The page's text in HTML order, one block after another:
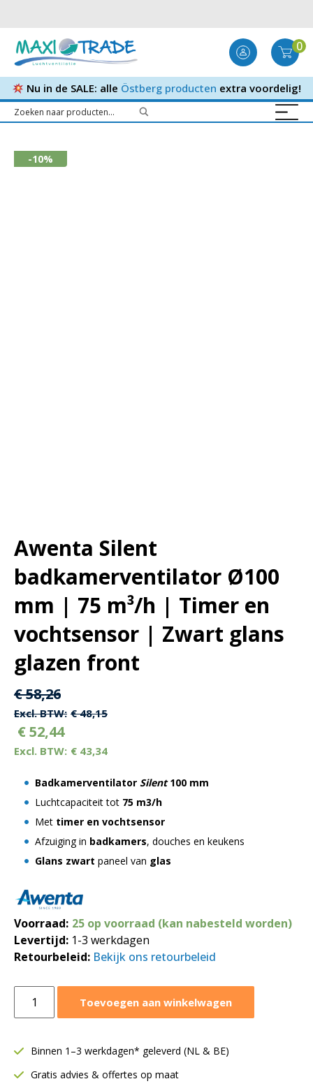
0
Nu in de SALE: alle Östberg producten extra voordelig!
-10%
Awenta Silent
badkamerventilator Ø100
mm | 75 m³/h | Timer en
vochtsensor | Zwart glans
glazen front
Oorspronkelijke
prijs
was:
€ 58,26.
€58,26Huidige
prijs
is:
€ 58,26.
€48,15
€52,44
€ 43,34
Badkamerventilator Silent 100 mm
Luchtcapaciteit tot 75 m3/h
Met timer en vochtsensor
Afzuiging in badkamers, douches en keukens
Glans zwart paneel van glas
Voorraad: 25 op voorraad (kan nabesteld worden)
Levertijd: 1-3 werkdagen
Retourbeleid: Bekijk ons retourbeleid
Silent
Ø100
|
Toevoegen aan winkelwagen
Binnen 1–3 werkdagen* geleverd (NL & BE)
Gratis advies & offertes op maat